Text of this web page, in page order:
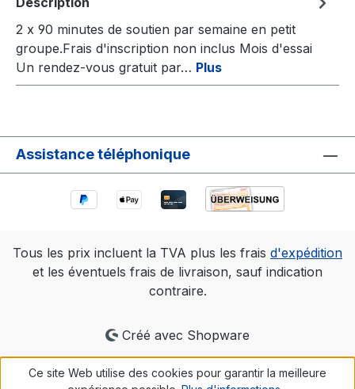
2 x 90 minutes de soutien par semaine en petit
groupe.Frais d'inscription non inclus Mois d'essai
Un rendez-vous gratuit par… Plus
Assistance téléphonique
Tous les prix incluent la TVA plus les frais d'expédition
et les éventuels frais de livraison, sauf indication
contraire.
Créé avec Shopware
Ce site Web utilise des cookies pour garantir la meilleure